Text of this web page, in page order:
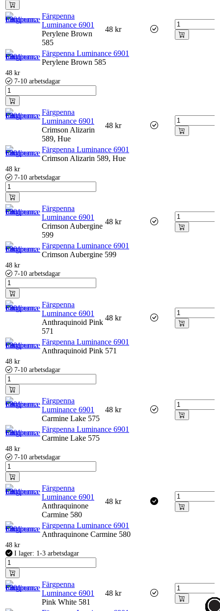
Färgpenna
Luminance 6901
Perylene Brown
585
48 kr
Färgpenna Luminance 6901
Perylene Brown 585
48 kr
7-10 arbetsdagar
Färgpenna
Luminance 6901
Crimson Alizarin
589, Hue
48 kr
Färgpenna Luminance 6901
Crimson Alizarin 589, Hue
48 kr
7-10 arbetsdagar
Färgpenna
Luminance 6901
Crimson Aubergine
599
48 kr
Färgpenna Luminance 6901
Crimson Aubergine 599
48 kr
7-10 arbetsdagar
Färgpenna
Luminance 6901
Anthraquinoid Pink
571
48 kr
Färgpenna Luminance 6901
Anthraquinoid Pink 571
48 kr
7-10 arbetsdagar
Färgpenna
Luminance 6901
Carmine Lake 575
48 kr
Färgpenna Luminance 6901
Carmine Lake 575
48 kr
7-10 arbetsdagar
Färgpenna
Luminance 6901
Anthraquinone
Carmine 580
48 kr
Färgpenna Luminance 6901
Anthraquinone Carmine 580
48 kr
I lager: 1-3 arbetsdagar
Färgpenna
Luminance 6901
Pink White 581
48 kr